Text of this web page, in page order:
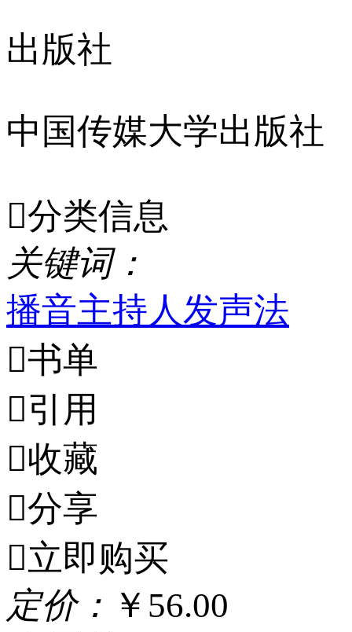
出版社
中国传媒大学出版社
分类信息
关键词：
播音主持人发声法
书单
引用
收藏
分享
立即购买
定价： ￥56.00